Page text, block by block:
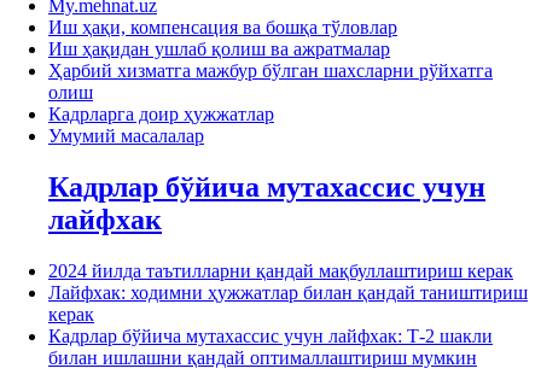
My.mehnat.uz
Иш ҳақи, компенсация ва бошқа тўловлар
Иш ҳақидан ушлаб қолиш ва ажратмалар
Ҳарбий хизматга мажбур бўлган шахсларни рўйхатга
олиш
Кадрларга доир ҳужжатлар
Умумий масалалар
Кадрлар бўйича мутахассис учун
лайфхак
2024 йилда таътилларни қандай мақбуллаштириш керак
Лайфхак: ходимни ҳужжатлар билан қандай таништириш
керак
Кадрлар бўйича мутахассис учун лайфхак: Т-2 шакли
билан ишлашни қандай оптималлаштириш мумкин